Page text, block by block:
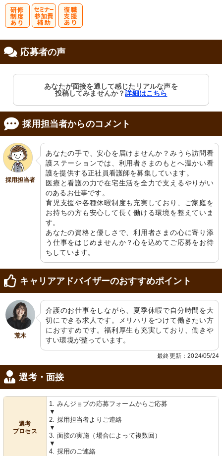
応募者の声
あなたが面接を通して感じたリアルな声を
投稿してみませんか？詳細はこちら
採用担当者からのコメント
採用担当者
あなたの手で、安心を届けませんか？みうら訪問看
護ステーションでは、利用者さまのもとへ温かい看
護を提供する正社員看護師を募集しています。
医療と看護の力で在宅生活を全力で支えるやりがい
のあるお仕事です。
育児支援や各種休暇制度も充実しており、ご家庭を
お持ちの方も安心して長く働ける環境を整えていま
す。
あなたの資格と優しさで、利用者さまの心に寄り添
う仕事をはじめませんか？心を込めてご応募をお待
ちしています。
キャリアアドバイザーのおすすめポイント
荒木
介護のお仕事をしながら、夏季休暇で自分時間を大
切にできる求人です。メリハリをつけて働きたい方
におすすめです。福利厚生も充実しており、働きや
すい環境が整っています。
最終更新：2024/05/24
選考・面接
選考
プロセス
1. みんジョブの応募フォームからご応募
▼
2. 採用担当者よりご連絡
▼
3. 面接の実施（場合によって複数回）
▼
4. 採用のご連絡